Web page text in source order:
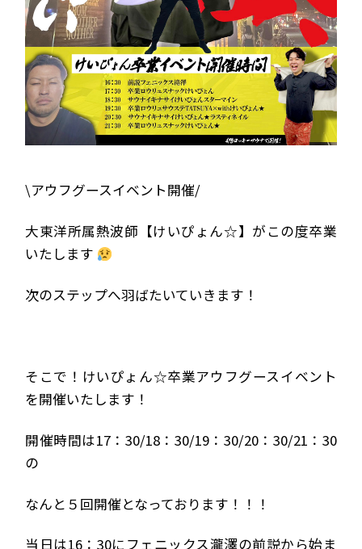
\アウフグースイベント開催/
大東洋所属熱波師【けいぴょん☆】がこの度卒業
いたします
次のステップへ羽ばたいていきます！
そこで！けいぴょん☆卒業アウフグースイベント
を開催いたします！
開催時間は17：30/18：30/19：30/20：30/21：30
の
なんと５回開催となっております！！！
当日は16：30にフェニックス瀧澤の前説から始ま